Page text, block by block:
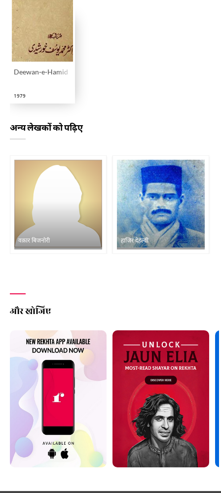
Deewan-e-Hamid
1979
अन्य लेखकों को पढ़िए
वक़ार बिजनोरी हाजिर देहल्वी
और खोजिए